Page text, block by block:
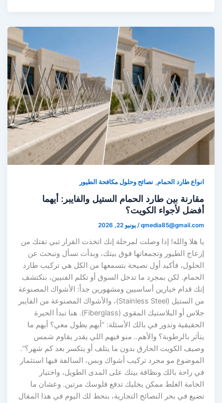
انواع طارد الحمام, نصائح وحلول مكافحة الطيور
مقارنة بين طارد الحمام الستيل والفايبر: أيهما
أفضل لأجواء الكويت؟
qmedia85@gmail.com
/يونيو 22, 2026
يا هلا والله! إذا وصلت لمرحلة إنك اتخذت القرار تبي تفتك من
إزعاج الطيور وتجمعاتها فوق بيتك، وبدأت تسأل وتبحث عن
الحلول، فأكيد أول نصيحة بتسمعها من الكل هي تركيب طارد
الحمام. لكن بمجرد ما تدخل السوق أو تكلم الفنيين، بتكتشف
إنك قدام خيارين أساسيين ومشهورين جداً: الأشواك المصنوعة
من الستيل (Stainless Steel)، والأشواك المصنوعة من الفايبر
جلاس أو البلاستيك المقوى (Fiberglass). هنا تبدأ الحيرة
الحقيقية وتدور في بالك الأسئلة: “أيهم يطول معي؟ أيهم ما
يتأثر بالرطوبة؟ والأهم.. منو فيهم اللي يقدر يقاوم شمس
وصيف الكويت الحارق بدون ما يتلف أو يتكسر بعد كم شهر؟”.
الموضوع مو مجرد تركيب أشواك وبس، السالفة فيها استثمار
في راحة بالك ونظافة بيتك على المدى الطويل، واختيار
الخامة الغلط ممكن يخليك تدفع فلوسك مرتين. وعشان ما
تضيع في بحر النصائح التجارية، بنحط لك اليوم في هذا المقال